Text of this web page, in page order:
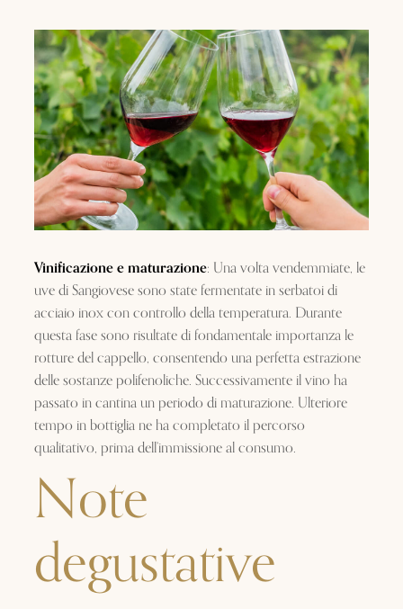
Vinificazione e maturazione: Una volta vendemmiate, le
uve di Sangiovese sono state fermentate in serbatoi di
acciaio inox con controllo della temperatura. Durante
questa fase sono risultate di fondamentale importanza le
rotture del cappello, consentendo una perfetta estrazione
delle sostanze polifenoliche. Successivamente il vino ha
passato in cantina un periodo di maturazione. Ulteriore
tempo in bottiglia ne ha completato il percorso
qualitativo, prima dell’immissione al consumo.
Note
degustative